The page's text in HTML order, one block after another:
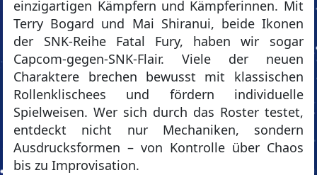
einzigartigen Kämpfern und Kämpferinnen. Mit
Terry Bogard und Mai Shiranui, beide Ikonen
der SNK-Reihe Fatal Fury, haben wir sogar
Capcom-gegen-SNK-Flair. Viele der neuen
Charaktere brechen bewusst mit klassischen
Rollenklischees und fördern individuelle
Spielweisen. Wer sich durch das Roster testet,
entdeckt nicht nur Mechaniken, sondern
Ausdrucksformen – von Kontrolle über Chaos
bis zu Improvisation.